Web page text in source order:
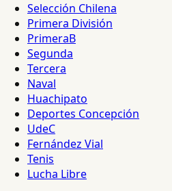
Selección Chilena
Primera División
PrimeraB
Segunda
Tercera
Naval
Huachipato
Deportes Concepción
UdeC
Fernández Vial
Tenis
Lucha Libre